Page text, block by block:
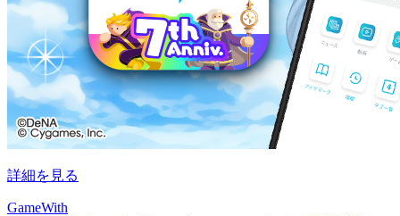
詳細を見る
GameWith